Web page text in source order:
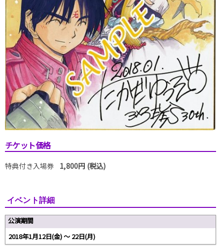
チケット価格
特典付き入場券 1,800円 (税込)
イベント詳細
公演期間
2018年1月12日(金) 〜 22日(月)